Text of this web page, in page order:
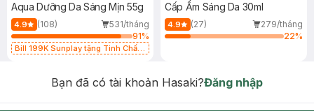
Aqua Dưỡng Da Sáng Mịn 55g
4.9 (108)
531/tháng
91%
Bill 199K Sunplay tặng Tinh Chất
Cấp Ẩm Sáng Da 30ml
4.9 (27)
279/tháng
22%
Bạn đã có tài khoản Hasaki?Đăng nhập